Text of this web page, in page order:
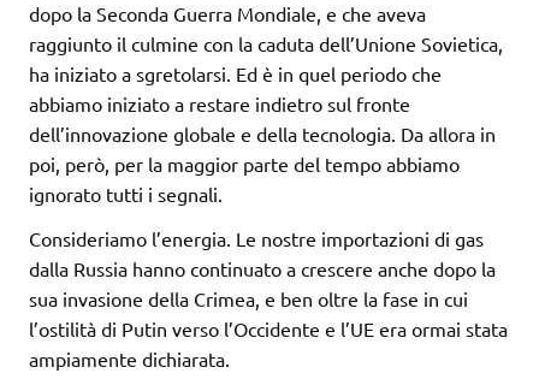
dopo la Seconda Guerra Mondiale, e che aveva
raggiunto il culmine con la caduta dell’Unione Sovietica,
ha iniziato a sgretolarsi. Ed è in quel periodo che
abbiamo iniziato a restare indietro sul fronte
dell’innovazione globale e della tecnologia. Da allora in
poi, però, per la maggior parte del tempo abbiamo
ignorato tutti i segnali.
Consideriamo l’energia. Le nostre importazioni di gas
dalla Russia hanno continuato a crescere anche dopo la
sua invasione della Crimea, e ben oltre la fase in cui
l’ostilità di Putin verso l’Occidente e l’UE era ormai stata
ampiamente dichiarata.